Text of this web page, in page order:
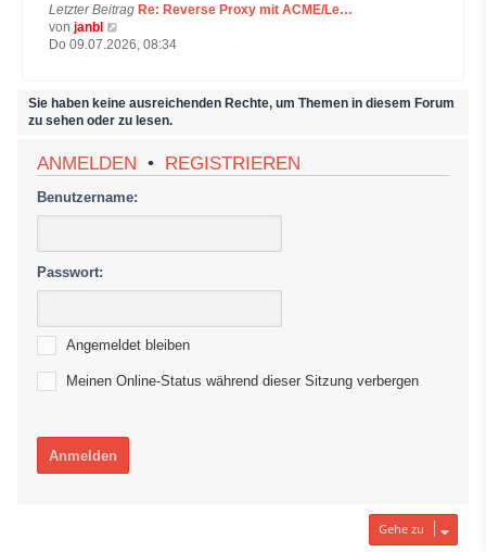
Letzter Beitrag Re: Reverse Proxy mit ACME/Le…
von janbl
e
t
e
B
i
t
a
Do 09.07.2026, 08:34
Sie haben keine ausreichenden Rechte, um Themen in diesem Forum
zu sehen oder zu lesen.
ANMELDEN • REGISTRIEREN
Benutzername:
Passwort:
Angemeldet bleiben
Meinen Online-Status während dieser Sitzung verbergen
Gehe zu